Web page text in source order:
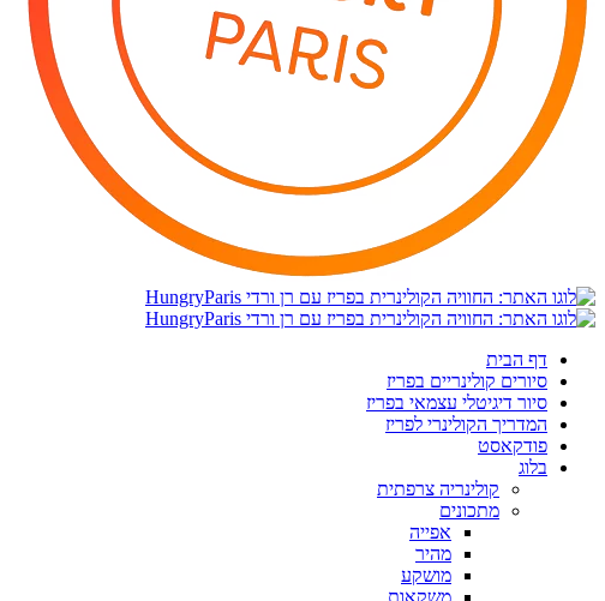
דף הבית
סיורים קולינריים בפריז
סיור דיגיטלי עצמאי בפריז
המדריך הקולינרי לפריז
פודקאסט
בלוג
קולינריה צרפתית
מתכונים
אפייה
מהיר
מושקע
משקאות